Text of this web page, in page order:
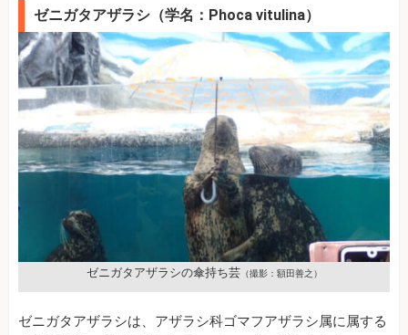
ゼニガタアザラシ（学名：Phoca vitulina）
ゼニガタアザラシの傘持ち芸（撮影：額田善之）
ゼニガタアザラシは、アザラシ科ゴマフアザラシ属に属する